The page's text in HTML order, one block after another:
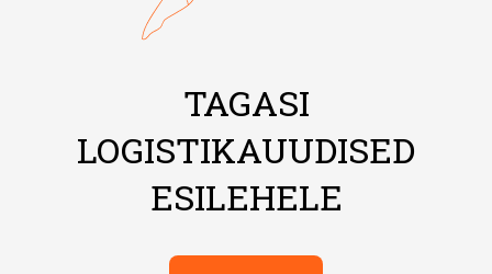
TAGASI
LOGISTIKAUUDISED
ESILEHELE